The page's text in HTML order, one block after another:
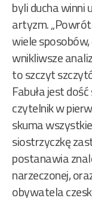
byli ducha winni
artyzm.
wiele
wnikliwsze
to szczyt
Fabuła jest
czytelnik w
skuma
siostrzyczkę
postanawia
narzeczonej,
obywatela